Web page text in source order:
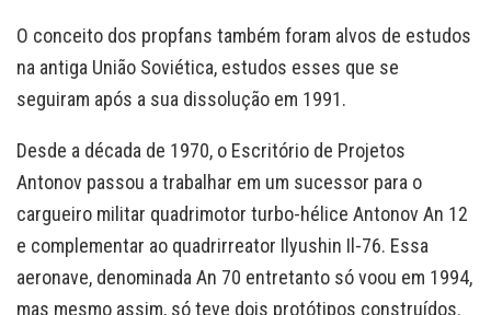
O conceito dos propfans também foram alvos de estudos
na antiga União Soviética, estudos esses que se
seguiram após a sua dissolução em 1991.
Desde a década de 1970, o Escritório de Projetos
Antonov passou a trabalhar em um sucessor para o
cargueiro militar quadrimotor turbo-hélice Antonov An 12
e complementar ao quadrirreator Ilyushin Il-76. Essa
aeronave, denominada An 70 entretanto só voou em 1994,
mas mesmo assim, só teve dois protótipos construídos.